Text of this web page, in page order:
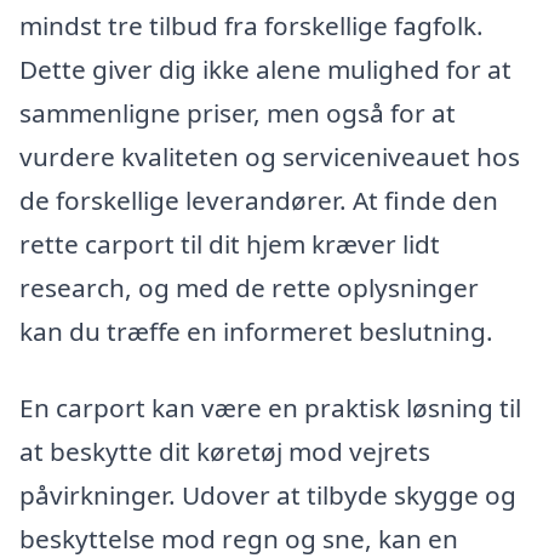
mindst tre tilbud fra forskellige fagfolk.
Dette giver dig ikke alene mulighed for at
sammenligne priser, men også for at
vurdere kvaliteten og serviceniveauet hos
de forskellige leverandører. At finde den
rette carport til dit hjem kræver lidt
research, og med de rette oplysninger
kan du træffe en informeret beslutning.
En carport kan være en praktisk løsning til
at beskytte dit køretøj mod vejrets
påvirkninger. Udover at tilbyde skygge og
beskyttelse mod regn og sne, kan en